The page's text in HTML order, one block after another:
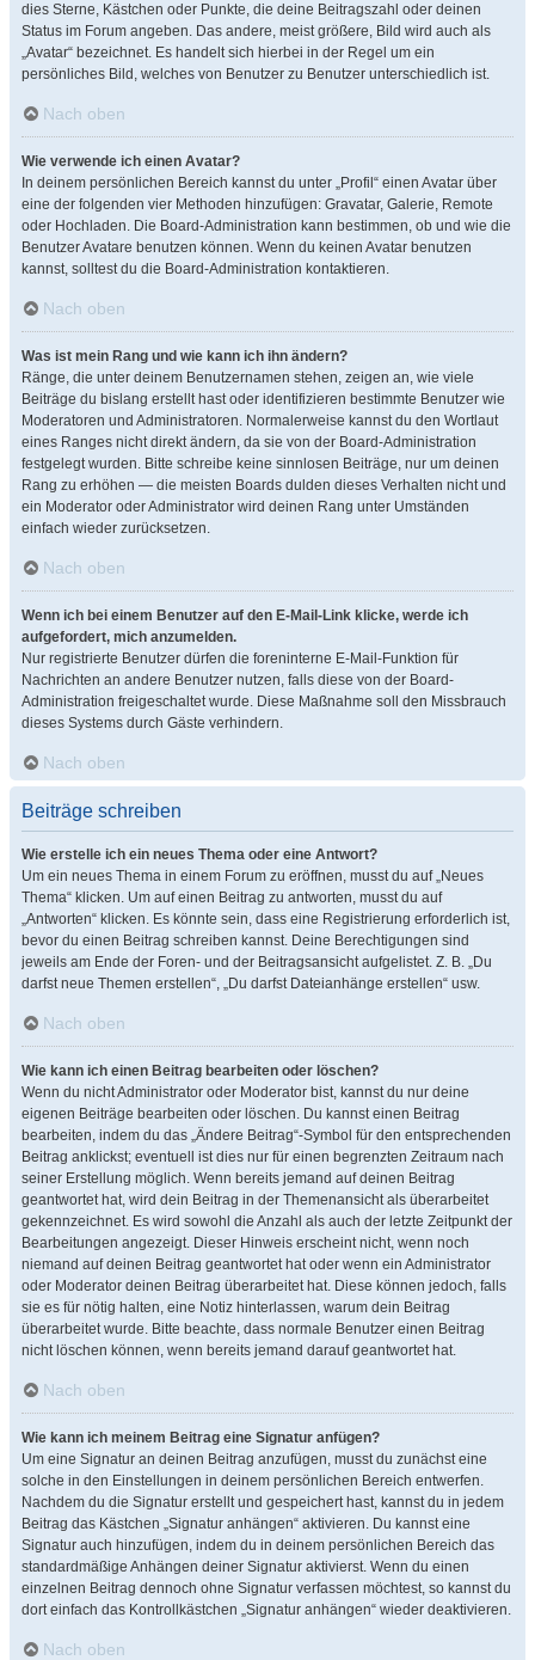
dies Sterne, Kästchen oder Punkte, die deine Beitragszahl oder deinen
Status im Forum angeben. Das andere, meist größere, Bild wird auch als
„Avatar“ bezeichnet. Es handelt sich hierbei in der Regel um ein
persönliches Bild, welches von Benutzer zu Benutzer unterschiedlich ist.
Nach oben
Wie verwende ich einen Avatar?
In deinem persönlichen Bereich kannst du unter „Profil“ einen Avatar über
eine der folgenden vier Methoden hinzufügen: Gravatar, Galerie, Remote
oder Hochladen. Die Board-Administration kann bestimmen, ob und wie die
Benutzer Avatare benutzen können. Wenn du keinen Avatar benutzen
kannst, solltest du die Board-Administration kontaktieren.
Nach oben
Was ist mein Rang und wie kann ich ihn ändern?
Ränge, die unter deinem Benutzernamen stehen, zeigen an, wie viele
Beiträge du bislang erstellt hast oder identifizieren bestimmte Benutzer wie
Moderatoren und Administratoren. Normalerweise kannst du den Wortlaut
eines Ranges nicht direkt ändern, da sie von der Board-Administration
festgelegt wurden. Bitte schreibe keine sinnlosen Beiträge, nur um deinen
Rang zu erhöhen — die meisten Boards dulden dieses Verhalten nicht und
ein Moderator oder Administrator wird deinen Rang unter Umständen
einfach wieder zurücksetzen.
Nach oben
Wenn ich bei einem Benutzer auf den E-Mail-Link klicke, werde ich
aufgefordert, mich anzumelden.
Nur registrierte Benutzer dürfen die foreninterne E-Mail-Funktion für
Nachrichten an andere Benutzer nutzen, falls diese von der Board-
Administration freigeschaltet wurde. Diese Maßnahme soll den Missbrauch
dieses Systems durch Gäste verhindern.
Nach oben
Beiträge schreiben
Wie erstelle ich ein neues Thema oder eine Antwort?
Um ein neues Thema in einem Forum zu eröffnen, musst du auf „Neues
Thema“ klicken. Um auf einen Beitrag zu antworten, musst du auf
„Antworten“ klicken. Es könnte sein, dass eine Registrierung erforderlich ist,
bevor du einen Beitrag schreiben kannst. Deine Berechtigungen sind
jeweils am Ende der Foren- und der Beitragsansicht aufgelistet. Z. B. „Du
darfst neue Themen erstellen“, „Du darfst Dateianhänge erstellen“ usw.
Nach oben
Wie kann ich einen Beitrag bearbeiten oder löschen?
Wenn du nicht Administrator oder Moderator bist, kannst du nur deine
eigenen Beiträge bearbeiten oder löschen. Du kannst einen Beitrag
bearbeiten, indem du das „Ändere Beitrag“-Symbol für den entsprechenden
Beitrag anklickst; eventuell ist dies nur für einen begrenzten Zeitraum nach
seiner Erstellung möglich. Wenn bereits jemand auf deinen Beitrag
geantwortet hat, wird dein Beitrag in der Themenansicht als überarbeitet
gekennzeichnet. Es wird sowohl die Anzahl als auch der letzte Zeitpunkt der
Bearbeitungen angezeigt. Dieser Hinweis erscheint nicht, wenn noch
niemand auf deinen Beitrag geantwortet hat oder wenn ein Administrator
oder Moderator deinen Beitrag überarbeitet hat. Diese können jedoch, falls
sie es für nötig halten, eine Notiz hinterlassen, warum dein Beitrag
überarbeitet wurde. Bitte beachte, dass normale Benutzer einen Beitrag
nicht löschen können, wenn bereits jemand darauf geantwortet hat.
Nach oben
Wie kann ich meinem Beitrag eine Signatur anfügen?
Um eine Signatur an deinen Beitrag anzufügen, musst du zunächst eine
solche in den Einstellungen in deinem persönlichen Bereich entwerfen.
Nachdem du die Signatur erstellt und gespeichert hast, kannst du in jedem
Beitrag das Kästchen „Signatur anhängen“ aktivieren. Du kannst eine
Signatur auch hinzufügen, indem du in deinem persönlichen Bereich das
standardmäßige Anhängen deiner Signatur aktivierst. Wenn du einen
einzelnen Beitrag dennoch ohne Signatur verfassen möchtest, so kannst du
dort einfach das Kontrollkästchen „Signatur anhängen“ wieder deaktivieren.
Nach oben